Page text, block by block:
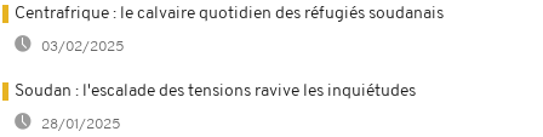
Centrafrique : le calvaire quotidien des réfugiés soudanais
03/02/2025
Soudan : l'escalade des tensions ravive les inquiétudes
28/01/2025